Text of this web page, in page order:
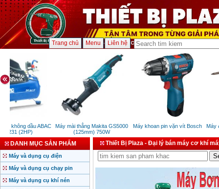
Trang chủ Menu Liên hệ
không dầu ABAC
(2HP)
Máy mài thẳng Makita GS5000
(125mm) 750W
Máy khoan pin vặn vít Bosch Máy
DANH MỤC SẢN PHẨM
Máy và dụng cụ điện
Máy và dụng cụ chạy pin
Máy và dụng cụ khí nén
Thiết Bị Plaza - Đại lý bán máy cơ khí